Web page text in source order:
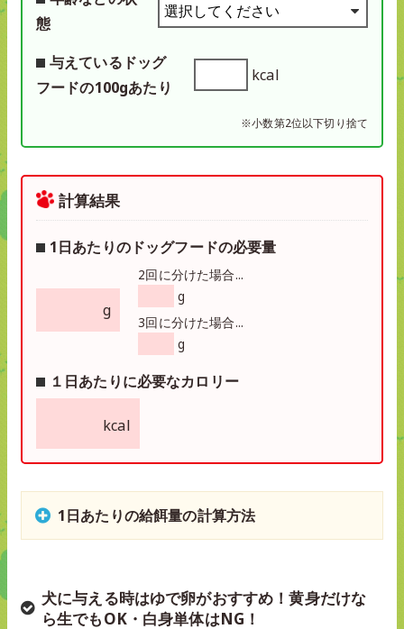
態
与えているドッグ
フードの100gあたり
kcal
※小数第2位以下切り捨て
計算結果
1日あたりのドッグフードの必要量
g
2回に分けた場合...
g
3回に分けた場合...
g
１日あたりに必要なカロリー
kcal
1日あたりの給餌量の計算方法
犬に与える時はゆで卵がおすすめ！黄身だけな
ら生でもOK・白身単体はNG！